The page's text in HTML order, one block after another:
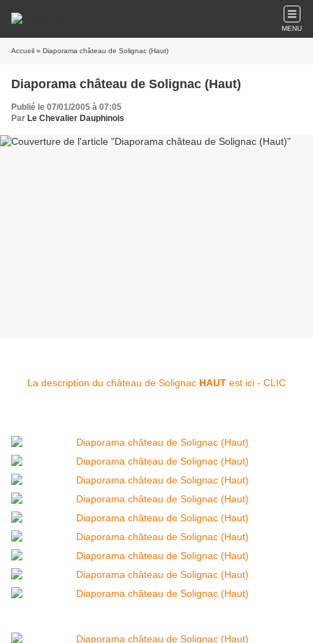
MENU
Accueil » Diaporama château de Solignac (Haut)
Diaporama château de Solignac (Haut)
Publié le 07/01/2005 à 07:05
Par Le Chevalier Dauphinois
La description du château de Solignac HAUT est ici - CLIC